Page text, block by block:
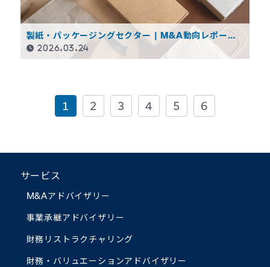
製紙・パッケージングセクター | M&A動向レポート
（2026年3月）
2026.03.24
1 2 3 4 5 6
サービス
M&Aアドバイザリー
事業承継アドバイザリー
財務リストラクチャリング
財務・バリュエーションアドバイザリー